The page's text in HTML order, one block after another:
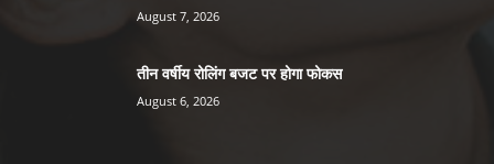
August 7, 2026
तीन वर्षीय रोलिंग बजट पर होगा फोकस
August 6, 2026